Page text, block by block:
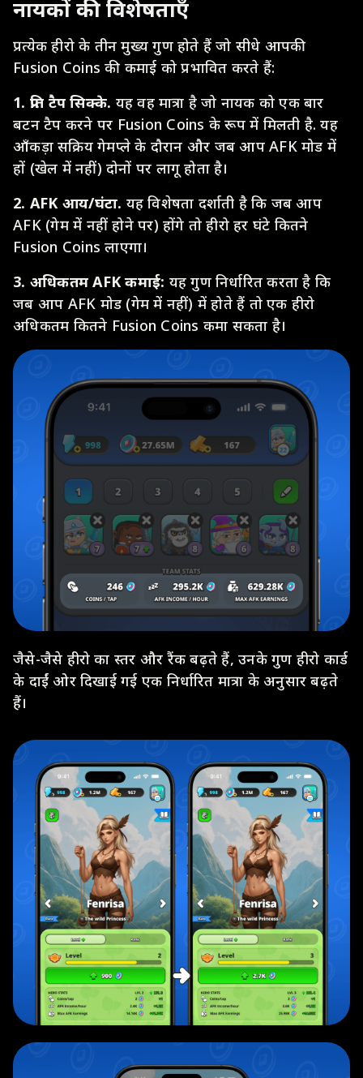
नायकों की विशेषताएँ
प्रत्येक हीरो के तीन मुख्य गुण होते हैं जो सीधे आपकी
Fusion Coins की कमाई को प्रभावित करते हैं:
1. प्रति टैप सिक्के. यह वह मात्रा है जो नायक को एक बार
बटन टैप करने पर Fusion Coins के रूप में मिलती है. यह
आँकड़ा सक्रिय गेमप्ले के दौरान और जब आप AFK मोड में
हों (खेल में नहीं) दोनों पर लागू होता है।
2. AFK आय/घंटा. यह विशेषता दर्शाती है कि जब आप
AFK (गेम में नहीं होने पर) होंगे तो हीरो हर घंटे कितने
Fusion Coins लाएगा।
3. अधिकतम AFK कमाई: यह गुण निर्धारित करता है कि
जब आप AFK मोड (गेम में नहीं) में होते हैं तो एक हीरो
अधिकतम कितने Fusion Coins कमा सकता है।
जैसे-जैसे हीरो का स्तर और रैंक बढ़ते हैं, उनके गुण हीरो कार्ड
के दाईं ओर दिखाई गई एक निर्धारित मात्रा के अनुसार बढ़ते
हैं।